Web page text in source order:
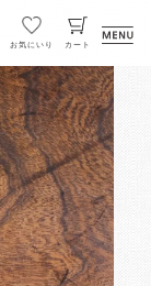
お気にいり カート